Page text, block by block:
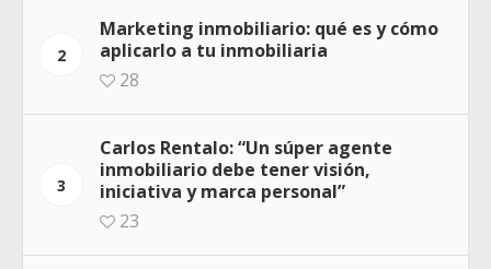
2
Marketing inmobiliario: qué es y cómo
aplicarlo a tu inmobiliaria
28
3
Carlos Rentalo: “Un súper agente
inmobiliario debe tener visión,
iniciativa y marca personal”
23